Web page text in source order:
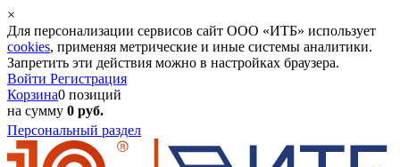
×
Для персонализации сервисов сайт ООО «ИТБ» использует
cookies, применяя метрические и иные системы аналитики.
Запретить эти действия можно в настройках браузера.
Войти Регистрация
Корзина0 позиций
на сумму 0 руб.
Персональный раздел